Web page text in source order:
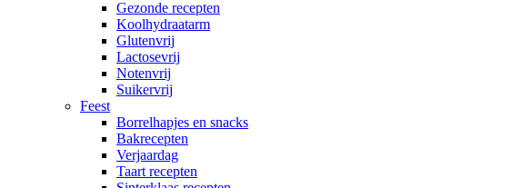
Gezonde recepten
Koolhydraatarm
Glutenvrij
Lactosevrij
Notenvrij
Suikervrij
Feest
Borrelhapjes en snacks
Bakrecepten
Verjaardag
Taart recepten